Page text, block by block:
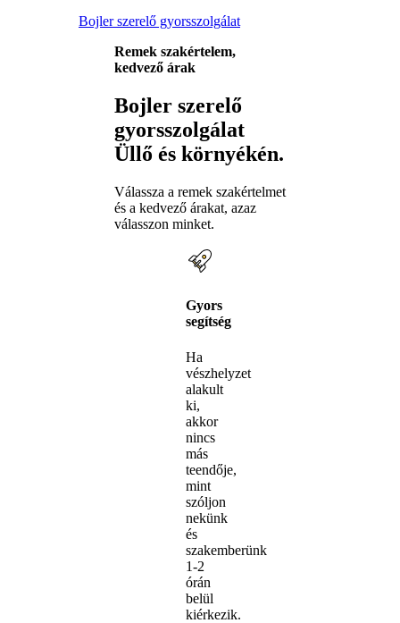
Bojler szerelő gyorsszolgálat
Remek szakértelem,
kedvező árak
Bojler szerelő
gyorsszolgálat
Üllő és környékén.
Válassza a remek szakértelmet
és a kedvező árakat, azaz
válasszon minket.
Gyors
segítség
Ha
vészhelyzet
alakult
ki,
akkor
nincs
más
teendője,
mint
szóljon
nekünk
és
szakemberünk
1-2
órán
belül
kiérkezik.